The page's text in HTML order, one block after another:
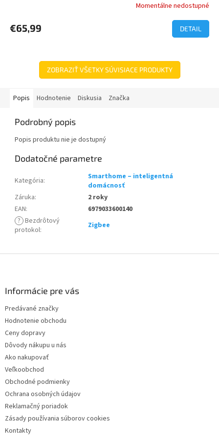
produktu
je
Momentálne nedostupné
€65,99 DETAIL
ZOBRAZIŤ VŠETKY SÚVISIACE PRODUKTY
Popis Hodnotenie Diskusia Značka
Podrobný popis
Popis produktu nie je dostupný
Dodatočné parametre
Kategória:
Smarthome – inteligentná
domácnosť
Záruka:
2 roky
EAN:
6979033600140
? Bezdrôtový
protokol: Zigbee
Informácie pre vás
Predávané značky
Hodnotenie obchodu
Ceny dopravy
Dôvody nákupu u nás
Ako nakupovať
Veľkoobchod
Obchodné podmienky
Ochrana osobných údajov
Reklamačný poriadok
Zásady používania súborov cookies
Kontakty